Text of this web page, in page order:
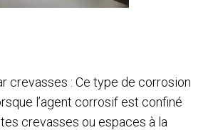
crevasses : Ce type de corrosion
l’agent corrosif est confiné
crevasses ou espaces à la